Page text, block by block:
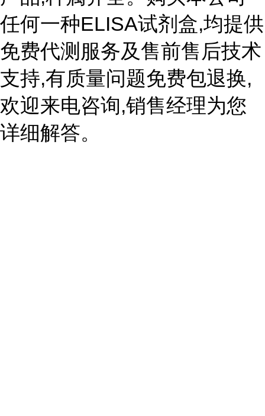
任何一种ELISA试剂盒,均提供
免费代测服务及售前售后技术
支持,有质量问题免费包退换,
欢迎来电咨询,销售经理为您
详细解答。